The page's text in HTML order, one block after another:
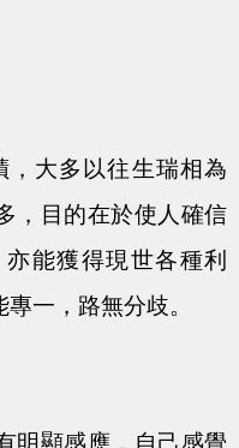
大多以往生瑞相為
，目的在於使人確信
能獲得現世各種利
一，路無分歧。
明顯感應，自己感覺